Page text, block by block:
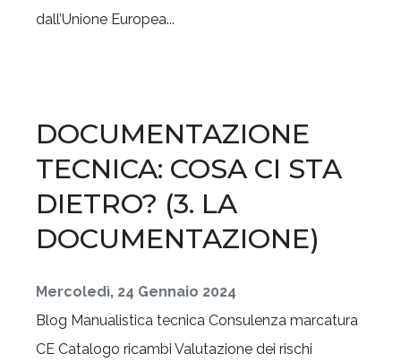
dall’Unione Europea...
DOCUMENTAZIONE
TECNICA: COSA CI STA
DIETRO? (3. LA
DOCUMENTAZIONE)
Mercoledì, 24 Gennaio 2024
Blog Manualistica tecnica Consulenza marcatura
CE Catalogo ricambi Valutazione dei rischi